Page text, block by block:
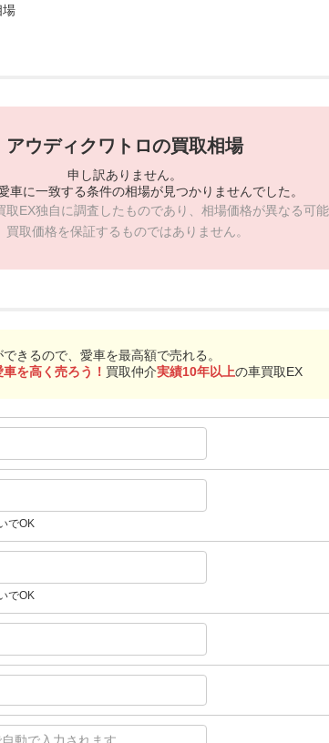
場
アウディクワトロの買取相場
申し訳ありません。
車に一致する条件の相場が見つかりませんでした。
EX独自に調査したものであり、相場価格が異なる可
買取価格を保証するものではありません。
きるので、愛車を最高額で売れる。
車を高く売ろう！ 買取仲介実績10年以上の車買取EX
でOK
でOK